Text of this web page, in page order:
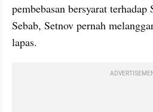
pembebasan bersyarat terhadap
Sebab, Setnov pernah
lapas.